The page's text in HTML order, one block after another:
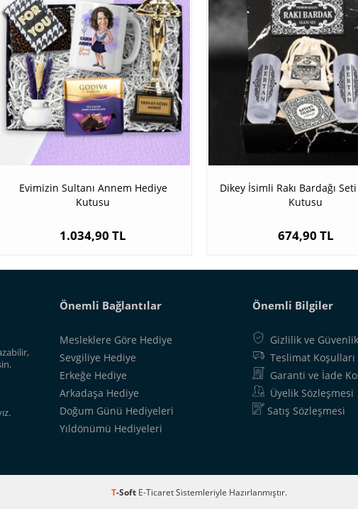
Evimizin Sultanı Annem Hediye
Kutusu
1.034,90 TL
Dikey İsimli Rakı Bardağı
Kutusu
674,90 TL
Önemli Bağlantılar Önemli Bilgiler
Mesleklere Göre Hediye
Sevgiliye Hediye
Erkeğe Hediye
Arkadaşa Hediye
Doğum Günü Hediyeleri
Yıldönümü Hediyeleri
Gizlilik ve Güvenlik
Teslimat Koşulları
Garanti ve İade
Üyelik Sözleşmesi
Satış Sözleşmesi
T-Soft E-TicaretSistemleriyle Hazırlanmıştır.